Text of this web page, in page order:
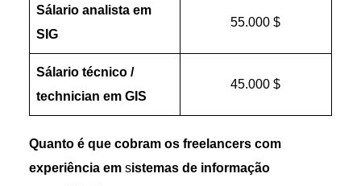
Sálario analista em
SIG
55.000 $
Sálario técnico /
technician em GIS
45.000 $
Quanto é que cobram os freelancers com
experiência em sistemas de informação